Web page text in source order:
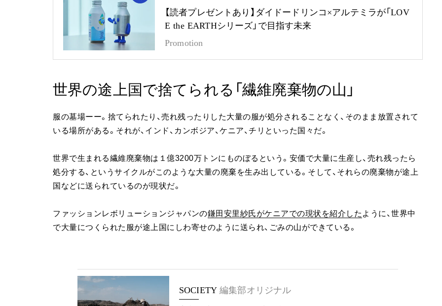
【読者プレゼントあり】ダイドードリンコ×アルテミラが「LOV
E the EARTHシリーズ」で目指す未来
Promotion
世界の途上国で捨てられる「繊維廃棄物の山」
服の墓場ーー。捨てられたり、売れ残ったりした大量の服が処分されることなく、そのまま放置されて
いる場所がある。それが、インド、カンボジア、ケニア、チリといった国々だ。
世界で生まれる繊維廃棄物は１億3200万トンにものぼるという。安価で大量に生産し、売れ残ったら
処分する、というサイクルがこのような大量の廃棄を生み出している。そして、それらの廃棄物が途上
国などに送られているのが現状だ。
ファッションレボリューションジャパンの鎌田安里紗氏がケニアでの現状を紹介した ように、世界中
で大量につくられた服が途上国にしわ寄せのように送られ、ごみの山ができている。
SOCIETY 編集部オリジナル